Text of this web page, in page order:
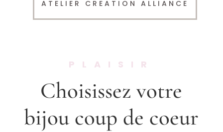
ATELIER CREATION ALLIANCE
PLAISIR
Choisissez votre
bijou coup de coeur